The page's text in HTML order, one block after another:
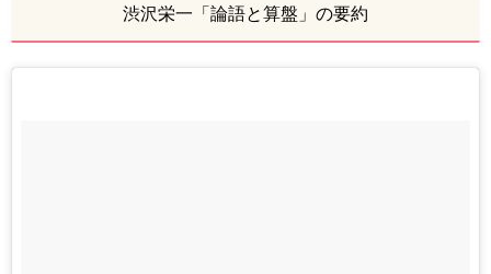
渋沢栄一「論語と算盤」の要約